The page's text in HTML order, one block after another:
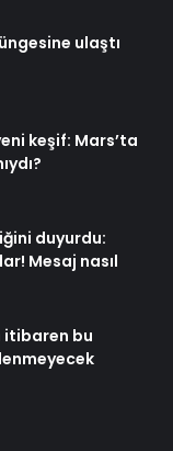
ulaştı
keşif: Mars’ta
duyurdu:
Mesaj nasıl
itibaren bu